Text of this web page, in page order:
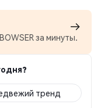
за минуты.
тренд